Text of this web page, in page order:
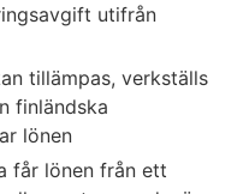
utifrån
tillämpas, verkställs
finländska
lönen
får lönen från ett